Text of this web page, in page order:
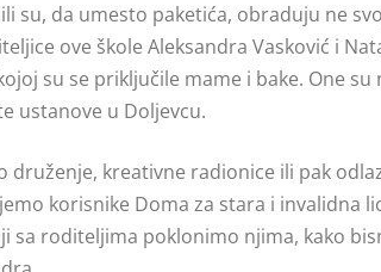
su, da umesto paketića, obraduju ne
ove škole Aleksandra Vasković i
su se priključile mame i bake. One su
ustanove u Doljevcu.
kreativne radionice ili pak
korisnike Doma za stara i invalidna
sa roditeljima poklonimo njima, kako